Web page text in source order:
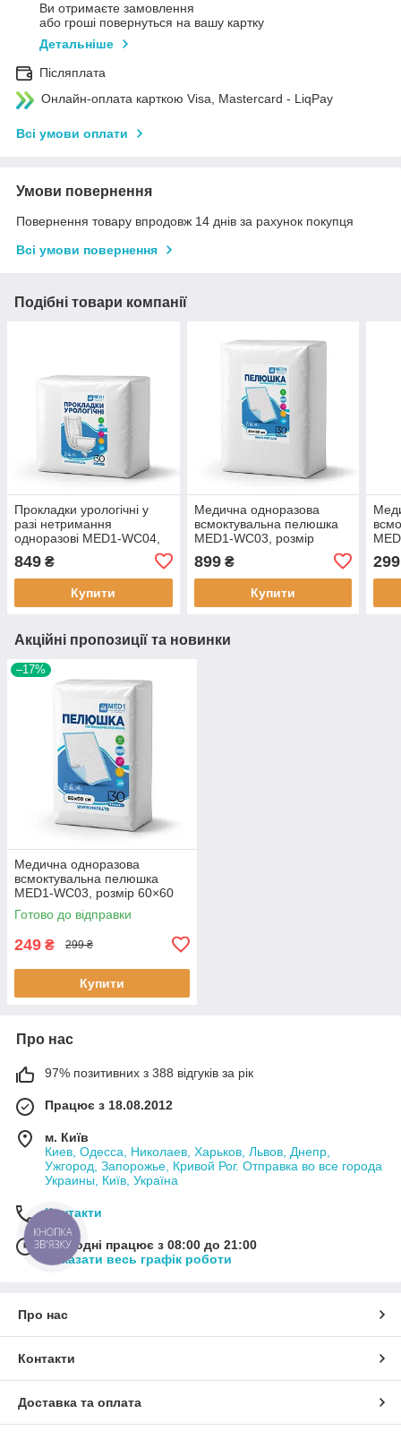
Ви отримаєте замовлення
або гроші повернуться на вашу картку
Детальніше
Післяплата
Онлайн-оплата карткою Visa, Mastercard - LiqPay
Всі умови оплати
Умови повернення
Повернення товару впродовж 14 днів за рахунок покупця
Всі умови повернення
Подібні товари компанії
Прокладки урологічні у
разі нетримання
одноразові MED1-WC04,
розмір 55×20 см (30 шт. в
пакованні)
849 ₴
Купити
Медична одноразова
всмоктувальна пелюшка
MED1-WC03, розмір
пакованні)
899₴
Купити
299
Акційні пропозиції та новинки
–17%
Медична одноразова
всмоктувальна пелюшка
MED1-WC03, розмір 60×60
см (30 шт. в пакованні)
Готово до відправки
249 ₴ 299 ₴
Купити
Про нас
97% позитивних з 388 відгуків за рік
Працює з 18.08.2012
м. Київ
Киев, Одесса, Николаев, Харьков, Львов, Днепр,
Ужгород, Запорожье, Кривой Рог. Отправка во все города
Украины, Київ, Україна
Контакти
Сьогодні працює з 08:00 до 21:00
Показати весь графік роботи
Про нас
Контакти
Доставка та оплата
КНОПКА
ЗВ'ЯЗКУ